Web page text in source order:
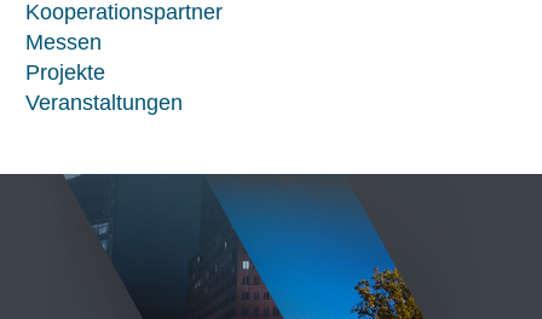
Kooperationspartner
Messen
Projekte
Veranstaltungen